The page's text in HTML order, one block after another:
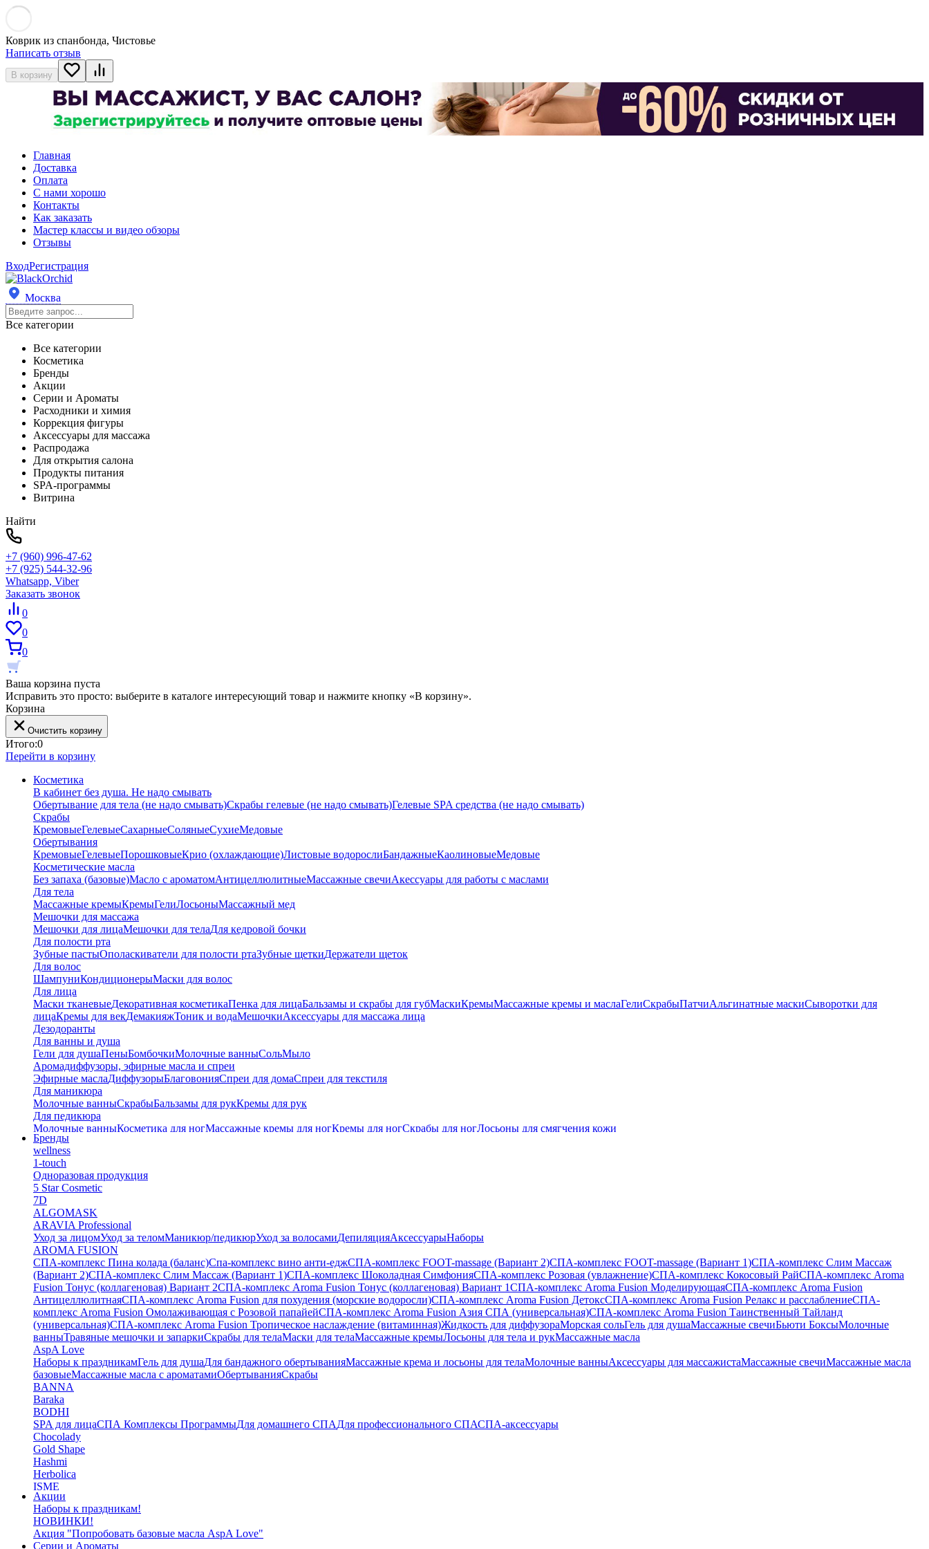
Коврик из спанбонда, Чистовье
Написать отзыв
В корзину
Главная
Доставка
Оплата
С нами хорошо
Контакты
Как заказать
Мастер классы и видео обзоры
Отзывы
ВходРегистрация
Москва
Все категории
Все категории
Косметика
Бренды
Акции
Серии и Ароматы
Расходники и химия
Коррекция фигуры
Аксессуары для массажа
Распродажа
Для открытия салона
Продукты питания
SPA-программы
Витрина
Найти
+7 (960) 996-47-62
+7 (925) 544-32-96
Whatsapp, Viber
Заказать звонок
0
0
0
Ваша корзина пуста
Исправить это просто: выберите в каталоге интересующий товар и нажмите кнопку «В корзину».
Корзина
Очистить корзину
Итого:0
Перейти в корзину
Косметика
В кабинет без душа. Не надо смывать
Обертывание для тела (не надо смывать)Скрабы гелевые (не надо смывать)Гелевые SPA средства (не надо смывать)
Скрабы
КремовыеГелевыеСахарныеСоляныеСухиеМедовые
Обертывания
КремовыеГелевыеПорошковыеКрио (охлаждающие)Листовые водорослиБандажныеКаолиновыеМедовые
Косметические масла
Без запаха (базовые)Масло с ароматомАнтицеллюлитныеМассажные свечиАкессуары для работы с маслами
Для тела
Массажные кремыКремыГелиЛосьоныМассажный мед
Мешочки для массажа
Мешочки для лицаМешочки для телаДля кедровой бочки
Для полости рта
Зубные пастыОполаскиватели для полости ртаЗубные щеткиДержатели щеток
Для волос
ШампуниКондиционерыМаски для волос
Для лица
Маски тканевыеДекоративная косметикаПенка для лицаБальзамы и скрабы для губМаскиКремыМассажные кремы и маслаГелиСкрабыПатчиАльгинатные маскиСыворотки для
лицаКремы для векДемакияжТоник и водаМешочкиАксессуары для массажа лица
Дезодоранты
Для ванны и душа
Гели для душаПеныБомбочкиМолочные ванныСольМыло
Аромадиффузоры, эфирные масла и спреи
Эфирные маслаДиффузорыБлаговонияСпреи для домаСпреи для текстиля
Для маникюра
Молочные ванныСкрабыБальзамы для рукКремы для рук
Для педикюра
Молочные ванныКосметика для ногМассажные кремы для ногКремы для ногСкрабы для ногЛосьоны для смягчения кожи
Тайские бальзамы
Альгинатные маски
Бренды
wellness
1-touch
Одноразовая продукция
5 Star Cosmetic
7D
ALGOMASK
ARAVIA Professional
Уход за лицомУход за теломМаникюр/педикюрУход за волосамиДепиляцияАксессуарыНаборы
AROMA FUSION
СПА-комплекс Пина колада (баланс)Cпа-комплекс вино анти-еджСПА-комплекс FOOT-massage (Вариант 2)СПА-комплекс FOOT-massage (Вариант 1)СПА-комплекс Слим Массаж
(Вариант 2)СПА-комплекс Слим Массаж (Вариант 1)СПА-комплекс Шоколадная СимфонияСПА-комплекс Розовая (увлажнение)СПА-комплекс Кокосовый РайСПА-комплекс Aroma
Fusion Тонус (коллагеновая) Вариант 2СПА-комплекс Aroma Fusion Тонус (коллагеновая) Вариант 1СПА-комплекс Aroma Fusion МоделирующаяСПА-комплекс Aroma Fusion
АнтицеллюлитнаяСПА-комплекс Aroma Fusion для похудения (морские водоросли)СПА-комплекс Aroma Fusion ДетоксСПА-комплекс Aroma Fusion Релакс и расслаблениеСПА-
комплекс Aroma Fusion Омолаживающая с Розовой папайейСПА-комплекс Aroma Fusion Азия СПА (универсальная)СПА-комплекс Aroma Fusion Таинственный Тайланд
(универсальная)СПА-комплекс Aroma Fusion Тропическое наслаждение (витаминная)Жидкость для диффузораМорская сольГель для душаМассажные свечиБьюти БоксыМолочные
ванныТравяные мешочки и запаркиСкрабы для телаМаски для телаМассажные кремыЛосьоны для тела и рукМассажные масла
AspA Love
Наборы к праздникамГель для душаДля бандажного обертыванияМассажные крема и лосьоны для телаМолочные ванныАксессуары для массажистаМассажные свечиМассажные масла
базовыеМассажные масла с ароматамиОбертыванияСкрабы
BANNA
Baraka
BODHI
SPA для лицаСПА Комплексы ПрограммыДля домашнего СПАДля профессионального СПАСПА-аксессуары
Chocolady
Gold Shape
Hashmi
Herbolica
ISME
Jinda
Juman
Katha
Kelebek
Акции
Наборы к праздникам!
НОВИНКИ!
Акция "Попробовать базовые масла AspA Love"
Серии и Ароматы